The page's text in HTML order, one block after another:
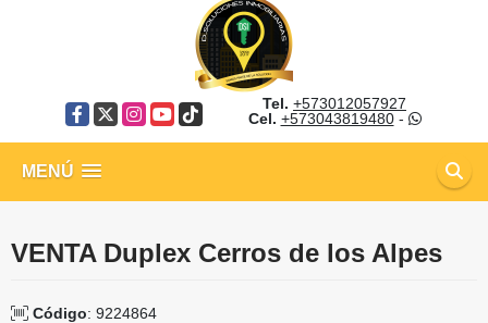
Facebook
X Instagram
YouTube
TikTok
Tel. +573012057927
Cel. +573043819480-
MENÚ
VENTA Duplex Cerros de los Alpes
Código: 9224864